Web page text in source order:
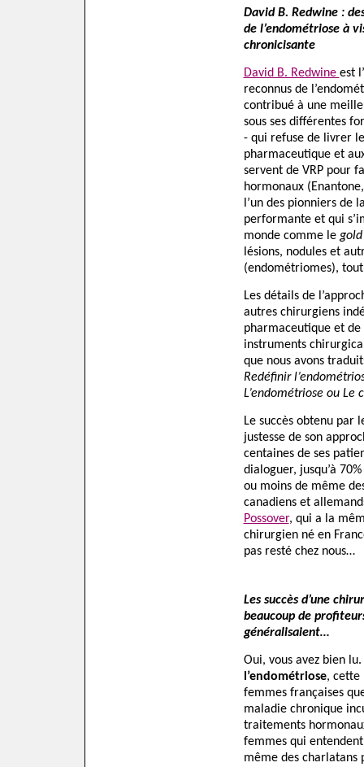
David B. Redwine :
de l’endométriose à
chronicisante
David B. Redwine est
reconnus de
contribué à une
sous ses différentes
- qui refuse de livrer
pharmaceutique et
servent de VRP pour
hormonaux
l’un des pionniers de
performante et qui
monde comme le
lésions, nodules et
(endométriomes),
Les détails de
autres chirurgiens
pharmaceutique et
instruments
que nous avons
Redéfinir
L’endométriose ou Le
Le succès obtenu par
justesse de son
centaines de ses
dialoguer, jusqu’à
ou moins de même
canadiens et
Possover, qui a la
chirurgien né en
pas resté chez nous…
Les succès d’une
beaucoup de
généralisaient…
Oui, vous avez bien lu.
l’endométriose, cette
femmes françaises
maladie chronique
traitements
femmes qui
même des charlatans